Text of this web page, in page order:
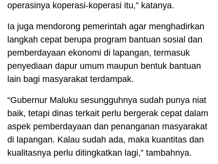
operasinya koperasi-koperasi itu,” katanya.
Ia juga mendorong pemerintah agar menghadirkan
langkah cepat berupa program bantuan sosial dan
pemberdayaan ekonomi di lapangan, termasuk
penyediaan dapur umum maupun bentuk bantuan
lain bagi masyarakat terdampak.
“Gubernur Maluku sesungguhnya sudah punya niat
baik, tetapi dinas terkait perlu bergerak cepat dalam
aspek pemberdayaan dan penanganan masyarakat
di lapangan. Kalau sudah ada, maka kuantitas dan
kualitasnya perlu ditingkatkan lagi,” tambahnya.